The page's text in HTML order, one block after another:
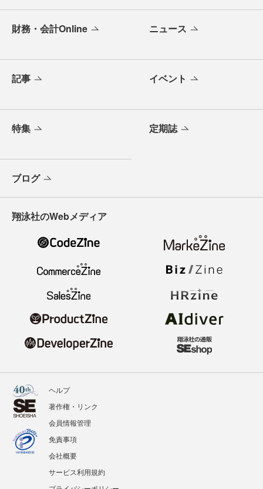
財務・会計Online ニュース
記事 イベント
特集 定期誌
ブログ
翔泳社のWebメディア
ヘルプ
著作権・リンク
会員情報管理
免責事項
会社概要
サービス利用規約